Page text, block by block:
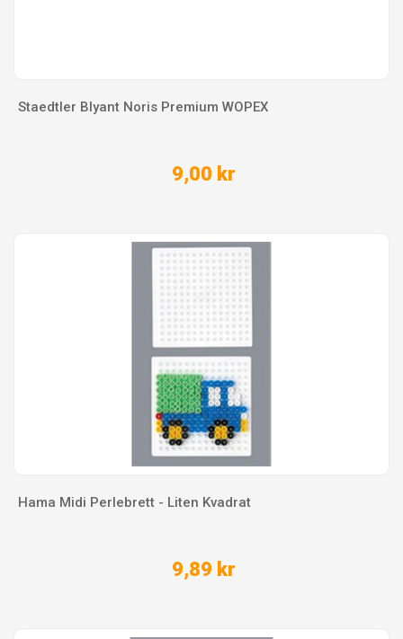
Staedtler Blyant Noris Premium WOPEX
9,00 kr
Hama Midi Perlebrett - Liten Kvadrat
9,89 kr